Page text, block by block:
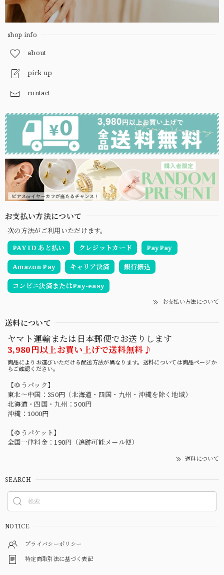
shop info
about
pick up
contact
お支払い方法について
次の方法がご利用いただけます。
PAY ID あと払い
クレジットカード PayPay
Amazon Pay キャリア決済 銀行振込
コンビニ決済またはPay-easy
お支払い方法について
送料について
ヤマト運輸または日本郵便でお送りします
3,980円以上お買い上げで送料無料♪
商品によりお選びいただける配送方法が異なります。送料については商品ページか
らご確認ください。
【ゆうパック】
東北〜中国：350円（北海道・四国・九州・沖縄を除く地域）
北海道・四国・九州：500円
沖縄：1000円
【ゆうパケット】
全国一律料金：190円（追跡可能メール便）
送料について
SEARCH
NOTICE
プライバシーポリシー
特定商取引法に基づく表記